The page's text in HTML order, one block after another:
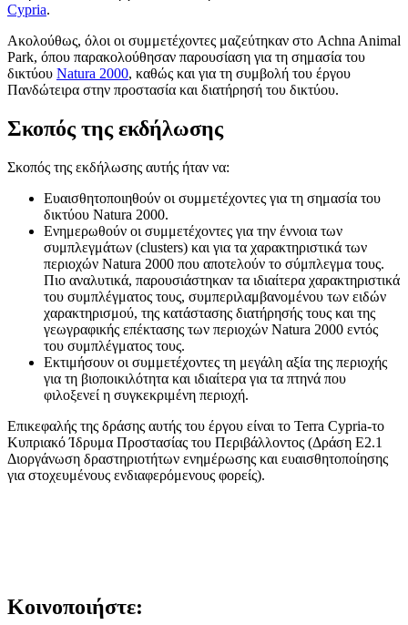
Cypria.
Ακολούθως, όλοι οι συμμετέχοντες μαζεύτηκαν στο Achna Animal
Park, όπου παρακολούθησαν παρουσίαση για τη σημασία του
δικτύου Natura 2000, καθώς και για τη συμβολή του έργου
Πανδώτειρα στην προστασία και διατήρησή του δικτύου.
Σκοπός της εκδήλωσης
Σκοπός της εκδήλωσης αυτής ήταν να:
Ευαισθητοποιηθούν οι συμμετέχοντες για τη σημασία του
δικτύου Natura 2000.
Ενημερωθούν οι συμμετέχοντες για την έννοια των
συμπλεγμάτων (clusters) και για τα χαρακτηριστικά των
περιοχών Natura 2000 που αποτελούν το σύμπλεγμα τους.
Πιο αναλυτικά, παρουσιάστηκαν τα ιδιαίτερα χαρακτηριστικά
του συμπλέγματος τους, συμπεριλαμβανομένου των ειδών
χαρακτηρισμού, της κατάστασης διατήρησής τους και της
γεωγραφικής επέκτασης των περιοχών Natura 2000 εντός
του συμπλέγματος τους.
Εκτιμήσουν οι συμμετέχοντες τη μεγάλη αξία της περιοχής
για τη βιοποικιλότητα και ιδιαίτερα για τα πτηνά που
φιλοξενεί η συγκεκριμένη περιοχή.
Επικεφαλής της δράσης αυτής του έργου είναι το Terra Cypria-το
Κυπριακό Ίδρυμα Προστασίας του Περιβάλλοντος (Δράση Ε2.1
Διοργάνωση δραστηριοτήτων ενημέρωσης και ευαισθητοποίησης
για στοχευμένους ενδιαφερόμενους φορείς).
Κοινοποιήστε: